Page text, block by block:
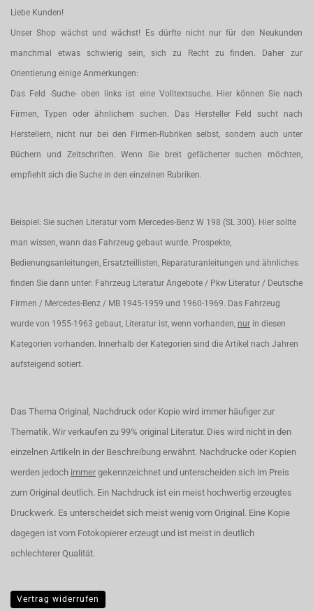
Liebe Kunden!
Unser Shop wächst und wächst! Es dürfte nicht nur für den Neukunden
manchmal etwas schwierig sein, sich zu Recht zu finden. Daher zur
Orientierung einige Anmerkungen:
Das Feld -Suche- oben links ist eine Volltextsuche. Hier können Sie nach
Firmen, Typen oder ähnlichem suchen. Das Hersteller Feld sucht nach
Herstellern, nicht nur bei den Firmen-Rubriken selbst, sondern auch unter
Büchern und Zeitschriften. Wenn Sie breit gefächerter suchen möchten,
empfiehlt sich die Suche in den einzelnen Rubriken.
Beispiel: Sie suchen Literatur vom Mercedes-Benz W 198 (SL 300). Hier sollte
man wissen, wann das Fahrzeug gebaut wurde. Prospekte,
Bedienungsanleitungen, Ersatzteillisten, Reparaturanleitungen und ähnliches
finden Sie dann unter: Fahrzeug Literatur Angebote / Pkw Literatur / Deutsche
Firmen / Mercedes-Benz / MB 1945-1959 und 1960-1969. Das Fahrzeug
wurde von 1955-1963 gebaut, Literatur ist, wenn vorhanden, nur in diesen
Kategorien vorhanden. Innerhalb der Kategorien sind die Artikel nach Jahren
aufsteigend sotiert.
Das Thema Original, Nachdruck oder Kopie wird immer häufiger zur
Thematik. Wir verkaufen zu 99% original Literatur. Dies wird nicht in den
einzelnen Artikeln in der Beschreibung erwähnt. Nachdrucke oder Kopien
werden jedoch immer gekennzeichnet und unterscheiden sich im Preis
zum Original deutlich. Ein Nachdruck ist ein meist hochwertig erzeugtes
Druckwerk. Es unterscheidet sich meist wenig vom Original. Eine Kopie
dagegen ist vom Fotokopierer erzeugt und ist meist in deutlich
schlechterer Qualität.
Vertrag widerrufen